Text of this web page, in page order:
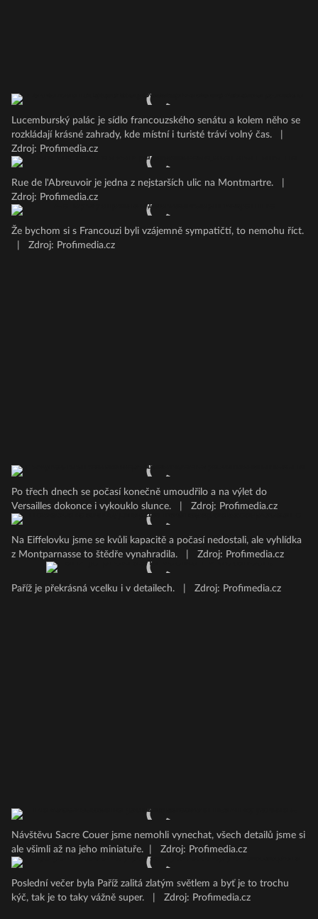
Lucemburský palác je sídlo francouzského senátu a kolem něho se
rozkládají krásné zahrady, kde místní i turisté tráví volný čas.
Zdroj: Profimedia.cz
Rue de l'Abreuvoir je jedna z nejstarších ulic na Montmartre.
Zdroj: Profimedia.cz
Že bychom si s Francouzi byli vzájemně sympatičtí, to nemohu říct.
Zdroj: Profimedia.cz
Po třech dnech se počasí konečně umoudřilo a na výlet do
Versailles dokonce i vykouklo slunce.
Zdroj: Profimedia.cz
Na Eiffelovku jsme se kvůli kapacitě a počasí nedostali, ale vyhlídka
z Montparnasse to štědře vynahradila.
Zdroj: Profimedia.cz
Paříž je překrásná vcelku i v detailech. Zdroj: Profimedia.cz
Návštěvu Sacre Couer jsme nemohli vynechat, všech detailů jsme si
ale všimli až na jeho miniatuře.
Zdroj: Profimedia.cz
Poslední večer byla Paříž zalitá zlatým světlem a byť je to trochu
kýč, tak je to taky vážně super.
Zdroj: Profimedia.cz